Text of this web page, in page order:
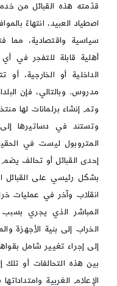
قدّمته هذه القبائل من
اصطياد العبيد، انتهاءً
سياسية واقتصادية، مما
أهلية قابلة للتفجر في
الداخلية أو الخارجية،
مدروس. وبالتالي، فإن
وتم إنشاء برلمانات لها
وتستند في دساتيرها
المتروبول ليست في
إحدى القبائل أو تحالف
بشكل رئيسي على القبائل
انقلاب وآخر في عمليات
المباشر الذي يجري بسبب
الخراب إلى بنية الأجهزة
إلى إجراء تغيير شامل
بين هذه التحالفات أو تلك
الإعلام الغربية